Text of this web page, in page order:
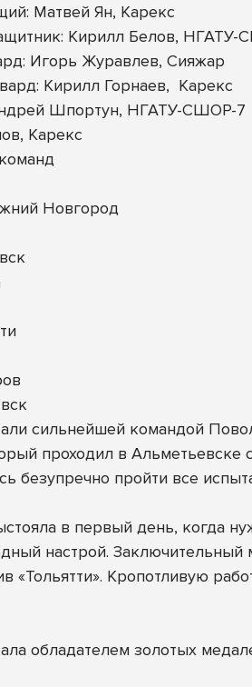
Матвей Ян, Карекс
Кирилл Белов, НГАТУ-
Игорь Журавлев, Сияжар
Кирилл Горнаев, Карекс
Шпортун, НГАТУ-СШОР-7
Карекс
Новгород
сильнейшей командой
проходил в Альметьевске
безупречно пройти все
в первый день, когда
настрой. Заключительный
«Тольятти». Кропотливую
обладателем золотых